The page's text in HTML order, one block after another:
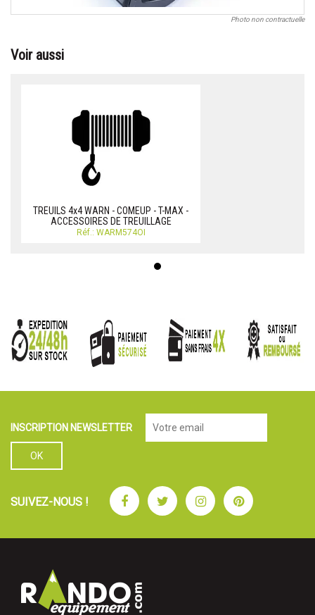
Photo non contractuelle
Voir aussi
TREUILS 4x4 WARN - COMEUP - T-MAX -
ACCESSOIRES DE TREUILLAGE
Réf.: WARM574OI
INSCRIPTION NEWSLETTER
SUIVEZ-NOUS ! FacebookTwitterInstagramPinterest